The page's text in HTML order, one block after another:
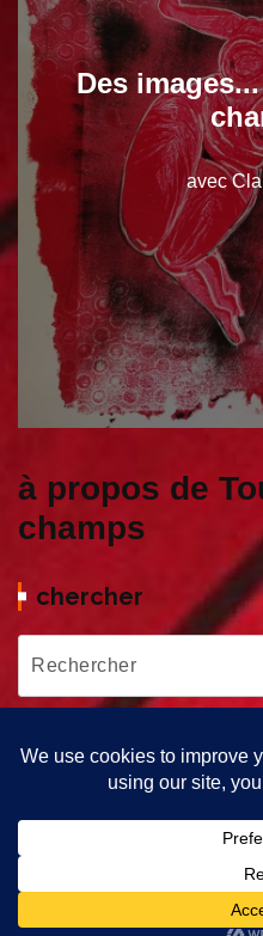
Des
avec
à propos de
champs
chercher
Copyright © 2026 Tout bout de
de